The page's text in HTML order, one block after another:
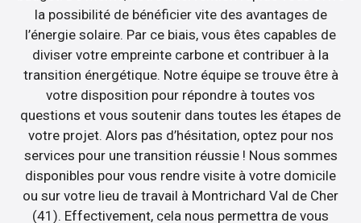
la possibilité de bénéficier vite des avantages de
l’énergie solaire. Par ce biais, vous êtes capables de
diviser votre empreinte carbone et contribuer à la
transition énergétique. Notre équipe se trouve être à
votre disposition pour répondre à toutes vos
questions et vous soutenir dans toutes les étapes de
votre projet. Alors pas d’hésitation, optez pour nos
services pour une transition réussie ! Nous sommes
disponibles pour vous rendre visite à votre domicile
ou sur votre lieu de travail à Montrichard Val de Cher
(41). Effectivement, cela nous permettra de vous